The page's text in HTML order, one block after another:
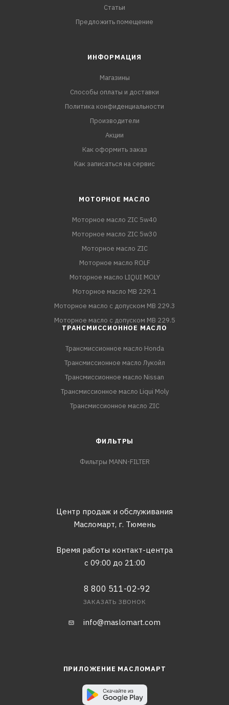
Статьи
Предложить помещение
ИНФОРМАЦИЯ
Магазины
Способы оплаты и доставки
Политика конфиденциальности
Производители
Акции
Как оформить заказ
Как записаться на сервис
МОТОРНОЕ МАСЛО
Моторное масло ZIC 5w40
Моторное масло ZIC 5w30
Моторное масло ZIC
Моторное масло ROLF
Моторное масло LIQUI MOLY
Моторное масло MB 229.1
Моторное масло с допуском MB 229.3
Моторное масло с допуском MB 229.5
ТРАНСМИССИОННОЕ МАСЛО
Трансмиссионное масло Honda
Трансмиссионное масло Лукойл
Трансмиссионное масло Nissan
Трансмиссионное масло Liqui Moly
Трансмиссионное масло ZIC
ФИЛЬТРЫ
Фильтры MANN-FILTER
Центр продаж и обслуживания
Масломарт, г. Тюмень
Время работы контакт-центра
с 09:00 до 21:00
8 800 511-02-92
ЗАКАЗАТЬ ЗВОНОК
info@maslomart.com
ПРИЛОЖЕНИЕ МАСЛОМАРТ